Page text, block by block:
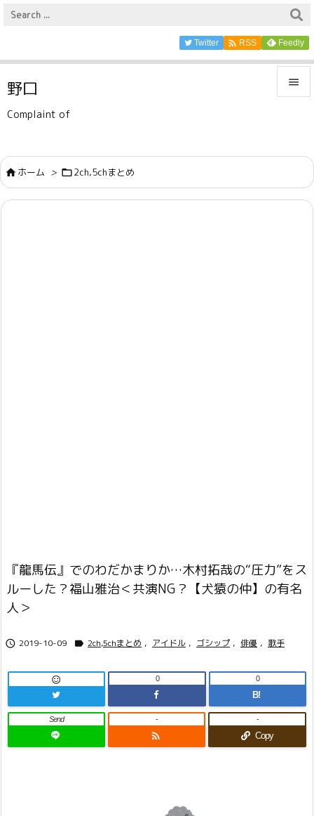

サイド

前へ
Twitter  RSS Feedly
野口
Complaint of
ホーム > 2ch,5chまとめ
『龍馬伝』でのわだかまりか…木村拓哉の“圧力”をス
ルーした？福山雅治＜共演NG？【犬猿の仲】の有名
人＞
 2019-10-09  2ch,5chまとめ , アイドル , ゴシップ , 俳優 , 歌手
 0
B!
0
Send

-
Copy
-